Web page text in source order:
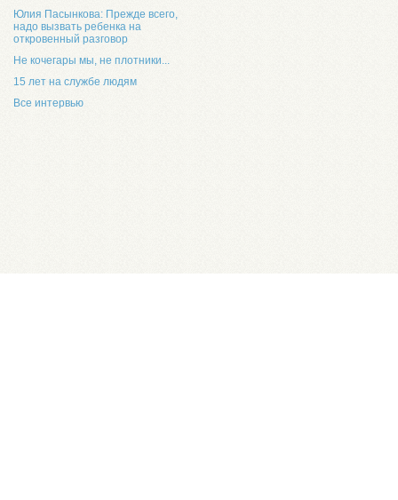
Юлия Пасынкова: Прежде всего,
надо вызвать ребенка на
откровенный разговор
Не кочегары мы, не плотники...
15 лет на службе людям
Все интервью